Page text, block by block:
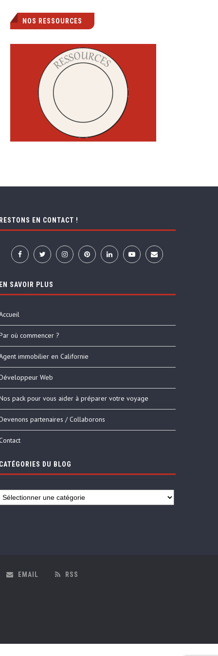
NOS RESSOURCES
RESTONS EN CONTACT !
EN SAVOIR PLUS
où commencer ?
immobilier en Californie
Web
pack pour vous aider à préparer votre voyage
partenaires / Collaborons
CATÉGORIES DU BLOG
EMAIL RSS